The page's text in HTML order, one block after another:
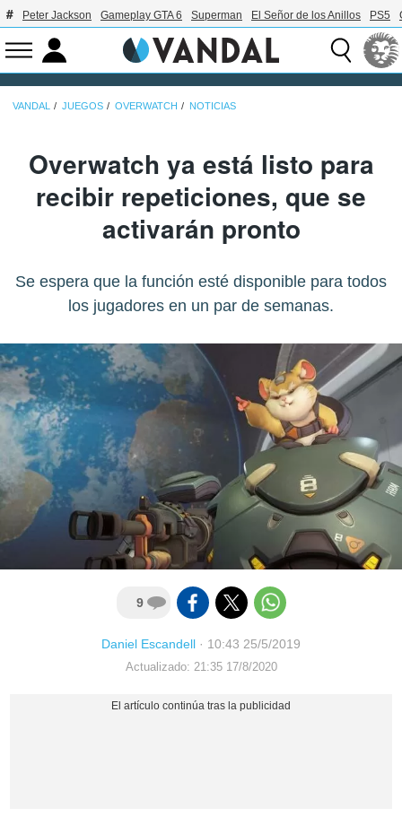
Peter Jackson Gameplay GTA 6 Superman El Señor de los Anillos PS5
VANDAL JUEGOS OVERWATCH NOTICIAS
Overwatch ya está listo para
recibir repeticiones, que se
activarán pronto
Se espera que la función esté disponible para todos
los jugadores en un par de semanas.
9
Daniel Escandell · 10:43 25/5/2019
Actualizado: 21:35 17/8/2020